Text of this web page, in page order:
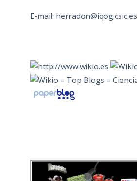
E-mail: herradon@iqog.csic.es